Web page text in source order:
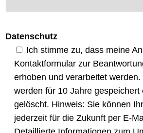
Datenschutz
Ich stimme zu, dass meine
Kontaktformular zur
erhoben und verarbeitet werden.
werden für 10 Jahre gespeichert
gelöscht. Hinweis: Sie können
jederzeit für die Zukunft per E-